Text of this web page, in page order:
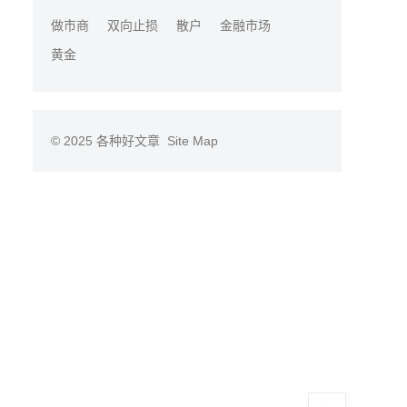
做市商 双向止损 散户
金融市场
黄金
© 2025 各种好文章 Site Map